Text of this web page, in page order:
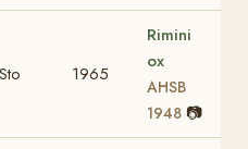
Sto 1965
Rimini
ox
AHSB
1948 📷